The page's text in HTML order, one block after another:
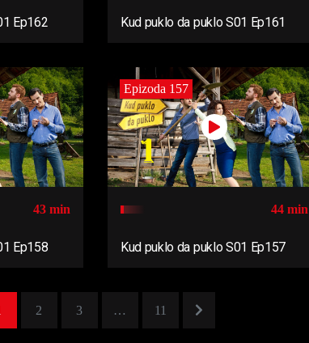
Ep162 Kud puklo da puklo S01 Ep161
43 min
Ep158
Epizoda 157
44 min
Kud puklo da puklo S01 Ep157
2 3 … 11